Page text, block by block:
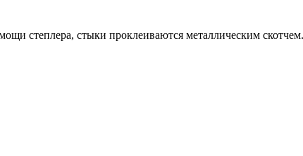
степлера, стыки проклеиваются металлическим скотчем.